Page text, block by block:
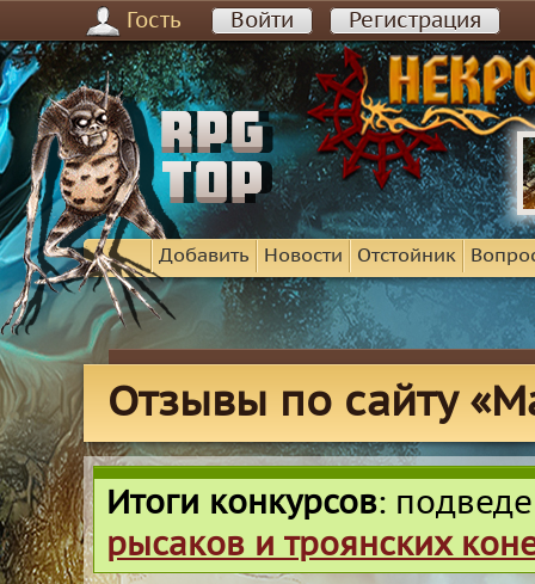
Гость Войти Регистрация
Добавить Новости Отстойник
Отзывы по сайту
Итоги конкурсов:
рысаков и троянских